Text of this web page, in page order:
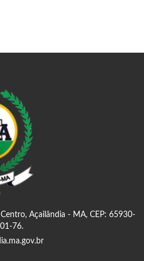
Açailândia - MA, CEP: 65930-
76.